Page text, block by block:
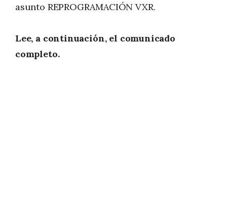
asunto REPROGRAMACIÓN VXR.
Lee, a continuación, el comunicado
completo.